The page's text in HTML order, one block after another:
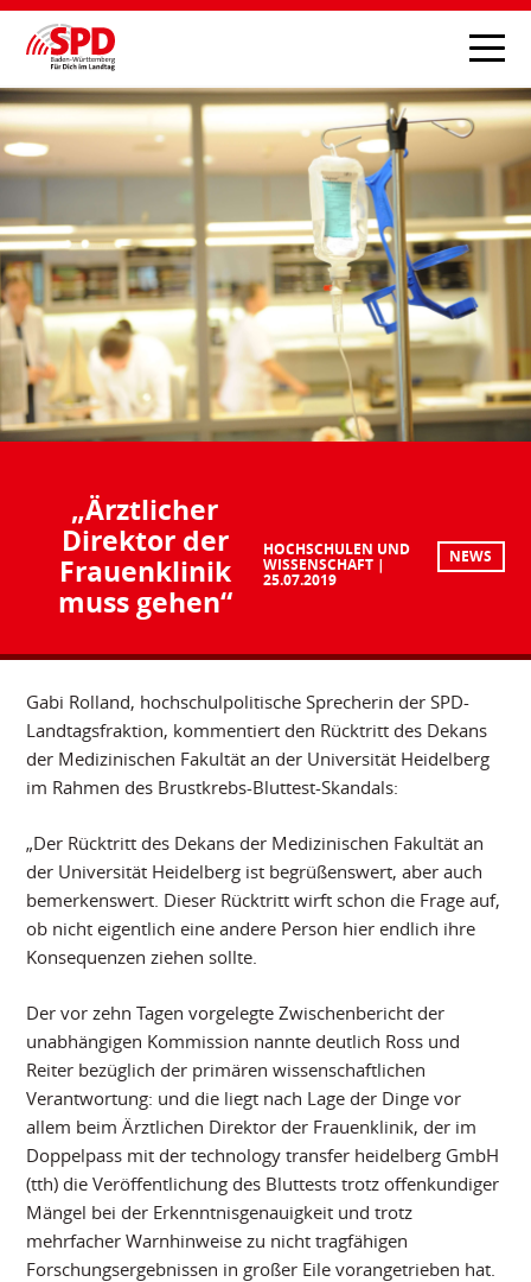
„Ärztlicher
Direktor der
Frauenklinik
muss gehen“
HOCHSCHULEN UND
WISSENSCHAFT
25.07.2019
NEWS
Gabi Rolland, hochschulpolitische Sprecherin der SPD-
Landtagsfraktion, kommentiert den Rücktritt des Dekans
der Medizinischen Fakultät an der Universität Heidelberg
im Rahmen des Brustkrebs-Bluttest-Skandals:
„Der Rücktritt des Dekans der Medizinischen Fakultät an
der Universität Heidelberg ist begrüßenswert, aber auch
bemerkenswert. Dieser Rücktritt wirft schon die Frage auf,
ob nicht eigentlich eine andere Person hier endlich ihre
Konsequenzen ziehen sollte.
Der vor zehn Tagen vorgelegte Zwischenbericht der
unabhängigen Kommission nannte deutlich Ross und
Reiter bezüglich der primären wissenschaftlichen
Verantwortung: und die liegt nach Lage der Dinge vor
allem beim Ärztlichen Direktor der Frauenklinik, der im
Doppelpass mit der technology transfer heidelberg GmbH
(tth) die Veröffentlichung des Bluttests trotz offenkundiger
Mängel bei der Erkenntnisgenauigkeit und trotz
mehrfacher Warnhinweise zu nicht tragfähigen
Forschungsergebnissen in großer Eile vorangetrieben hat.